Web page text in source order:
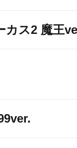
カス2 魔王